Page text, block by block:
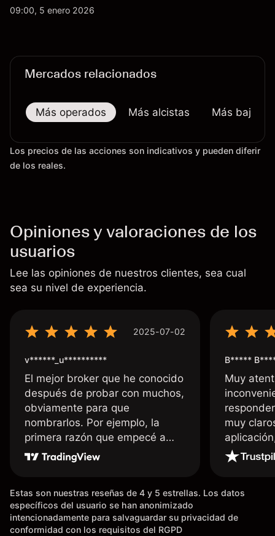
los especuladores CoT como los clientes están en
09:00, 5 enero 2026
Mercados relacionados
Más operados Más alcistas Más bajistas
Los precios de las acciones son indicativos y pueden diferir
de los reales.
Opiniones y valoraciones de los
usuarios
Lee las opiniones de nuestros clientes, sea cual
sea su nivel de experiencia.
2025-07-02
v******_u**********
El mejor broker que he conocido
después de probar con muchos,
obviamente para que
nombrarlos. Por ejemplo, la
primera razón que empecé a
usar Capital fue la llegada de mi
existentes en el mercado que
tardan días o tienen mucha
burocracia; y la segunda razón,
B*****
Muy
muy
Estas son nuestras reseñas de 4 y 5 estrellas. Los datos
específicos del usuario se han anonimizado
intencionadamente para salvaguardar su privacidad de
conformidad con los requisitos del RGPD